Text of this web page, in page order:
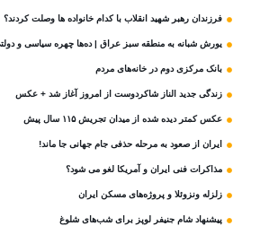
فرزندان رهبر شهید انقلاب با کدام خانواده ها وصلت کردند؟
یورش شبانه به منطقه سبز عراق | ده‌ها چهره سیاسی و
بانک مرکزی دوم در خانه‌های مردم
زندگی جدید الناز شاکردوست از امروز آغاز شد + عکس
عکس کمتر دیده شده از میدان تجریش ۱۱۵ سال پیش
ایران از صعود به مرحله حذفی جام جهانی جا ماند!
مذاکرات فنی ایران و آمریکا لغو می شود؟
زلزله ونزوئلا و پروژه‌های مسکن ایران
پیشنهاد شام جنیفر لوپز برای شب‌های شلوغ